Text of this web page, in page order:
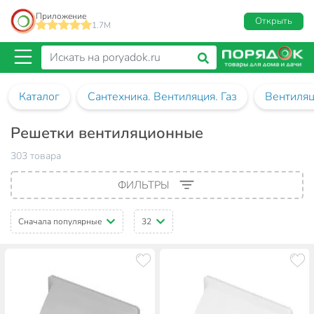
Приложение
1.7M
Открыть
Каталог Сантехника. Вентиляция. Газ
Решетки вентиляционные
303 товара
ФИЛЬТРЫ
Сначала популярные 32